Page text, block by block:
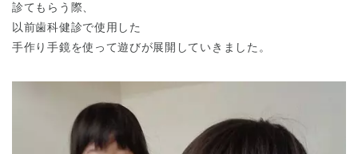
診てもらう際、
以前歯科健診で使用した
手作り手鏡を使って遊びが展開していきました。